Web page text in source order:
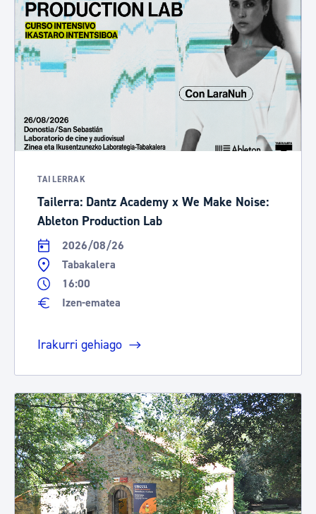
TAILERRAK
Tailerra: Dantz Academy x We Make Noise:
Ableton Production Lab
2026/08/26
Tabakalera
16:00
Izen-ematea
Irakurri gehiago